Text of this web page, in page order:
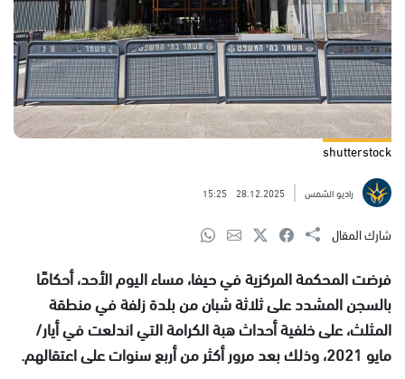
shutterstock
راديو الشمس 28.12.2025
15:25
شارك المقال
فرضت المحكمة المركزية في حيفا، مساء اليوم الأحد، أحكامًا
بالسجن المشدد على ثلاثة شبان من بلدة زلفة في منطقة
المثلث، على خلفية أحداث هبة الكرامة التي اندلعت في أيار/
مايو 2021، وذلك بعد مرور أكثر من أربع سنوات على اعتقالهم.